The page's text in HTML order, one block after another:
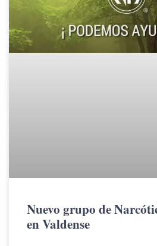
Nuevo grupo de
en Valdense